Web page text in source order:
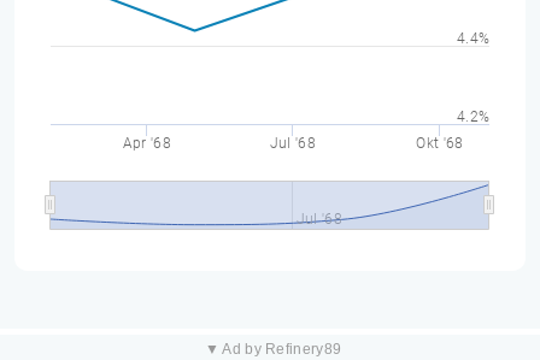
Apr '68 Jul '68 Okt '68
Jul '68
4.2%
4.4%
▼ Ad by Refinery89